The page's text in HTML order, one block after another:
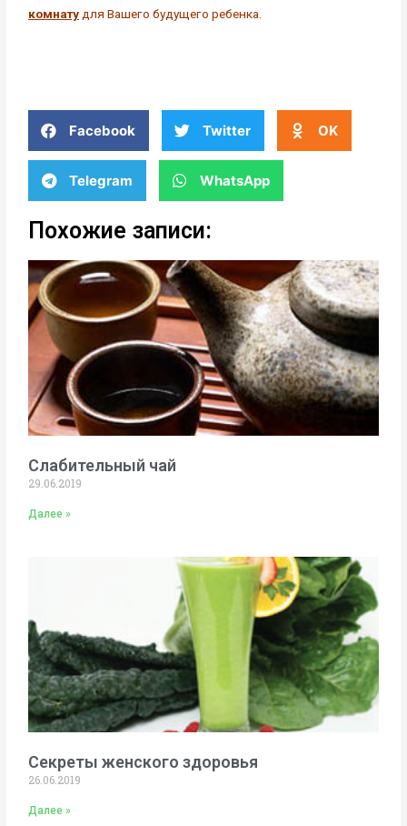
комнату для Вашего будущего ребенка.
Facebook Twitter OK
Telegram WhatsApp
Похожие записи:
Слабительный чай
29.06.2019
Далее »
Секреты женского здоровья
26.06.2019
Далее »